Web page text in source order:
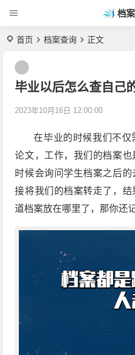
档
首页 档案查询 正文
毕业以后怎么查自己
2023年10月16日 12:00:00
在毕业的时候我们不仅
论文，工作，我们的档案
时候会询问学生档案之后
接将我们的档案转走了，
道档案放在哪里了，那你还